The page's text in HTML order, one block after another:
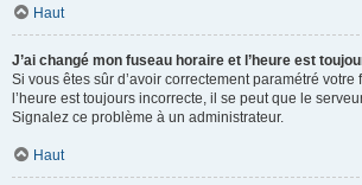
Haut
J’ai changé mon fuseau horaire et l’heure est
Si vous êtes sûr d’avoir correctement paramétré votre
l’heure est toujours incorrecte, il se peut que le
Signalez ce problème à un administrateur.
Haut